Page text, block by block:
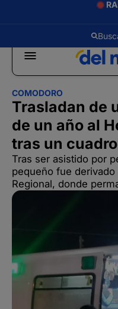
COMODORO
Trasladan de
de un año al
tras un
Tras ser asistido por
pequeño fue
Regional, donde